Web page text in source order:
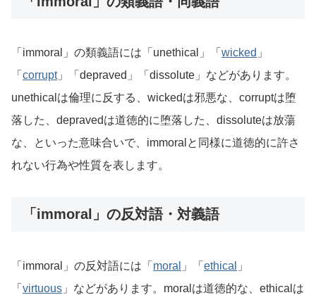
「immoral」の類義語には「unethical」「 wicked 」
「 corrupt」「depraved」「dissolute」などがあります。
unethicalは倫理に反する、wickedは邪悪な、corruptは堕
落した、depravedは道徳的に堕落した、dissoluteは放蕩
な、といった意味合いで、immoralと同様に道徳的に許さ
れない行為や性質を表します。
「immoral」の反対語・対義語
「immoral」の反対語には「 moral 」「 ethical
」
「 virtuous 」などがあります。moralは道徳的な、ethicalは